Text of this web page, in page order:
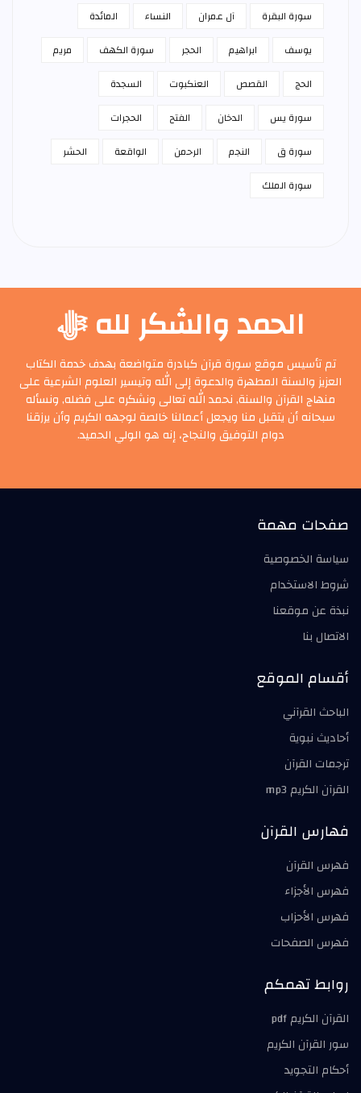
سورة البقرة آل عمران النساء
المائدة
يوسف
ابراهيم الحجر سورة الكهف
مريم
الحج
القصص العنكبوت
السجدة
سورة يس
الدخان الفتح
الحجرات
سورة ق
النجم الرحمن الواقعة
الحشر
سورة الملك
الحمد والشكر لله ﷻ
تم تأسيس موقع سورة قرآن كبادرة متواضعة بهدف خدمة الكتاب
العزيز والسنة المطهرة والدعوة إلى الله وتيسير العلوم الشرعية على
منهاج القرآن والسنة, نحمد الله تعالى ونشكره على فضله, ونسأله
سبحانه أن يتقبل منا ويجعل أعمالنا خالصة لوجهه الكريم وأن يرزقنا
دوام التوفيق والنجاح، إنه هو الولي الحميد.
صفحات مهمة
سياسة الخصوصية
شروط الاستخدام
نبذة عن موقعنا
الاتصال بنا
أقسام الموقع
الباحث القرآني
أحاديث نبوية
ترجمات القرآن
القرآن الكريم mp3
فهارس القرآن
فهرس القرآن
فهرس الأجزاء
فهرس الأحزاب
فهرس الصفحات
روابط تهمكم
القرآن الكريم pdf
سور القرآن الكريم
أحكام التجويد